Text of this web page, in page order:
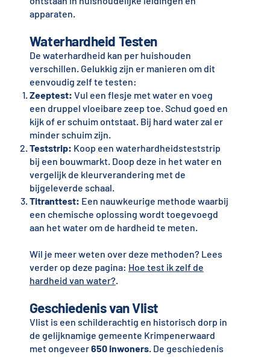
apparaten.
Waterhardheid Testen
De waterhardheid kan per huishouden
verschillen. Gelukkig zijn er manieren om dit
eenvoudig zelf te testen:
Zeeptest: Vul een flesje met water en voeg
een druppel vloeibare zeep toe. Schud goed en
kijk of er schuim ontstaat. Bij hard water zal er
minder schuim zijn.
Teststrip: Koop een waterhardheidsteststrip
bij een bouwmarkt. Doop deze in het water en
vergelijk de kleurverandering met de
bijgeleverde schaal.
Titranttest: Een nauwkeurige methode waarbij
een chemische oplossing wordt toegevoegd
aan het water om de hardheid te meten.
Wil je meer weten over deze methoden? Lees
verder op deze pagina: Hoe test ik zelf de
hardheid van water?.
Geschiedenis van Vlist
Vlist is een schilderachtig en historisch dorp in
de gelijknamige gemeente Krimpenerwaard
met ongeveer650 inwoners. De geschiedenis